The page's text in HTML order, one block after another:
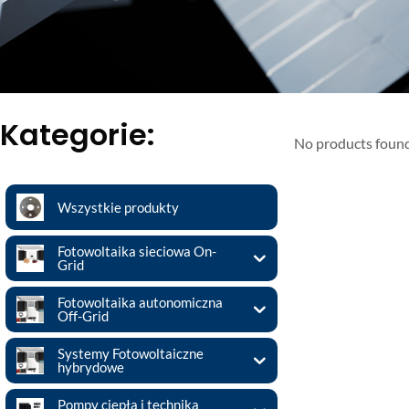
Kategorie:
Wszystkie produkty
Fotowoltaika sieciowa On-
Grid
Fotowoltaika autonomiczna
Off-Grid
Systemy Fotowoltaiczne
hybrydowe
Pompy ciepła i technika
No products